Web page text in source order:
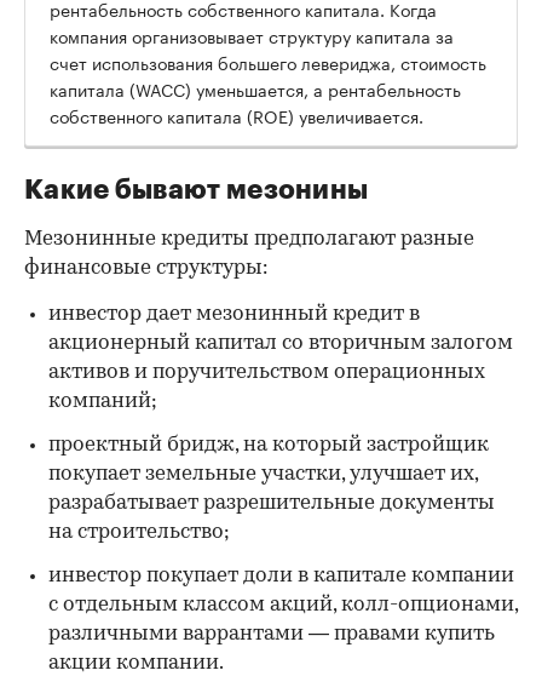
рентабельность собственного капитала. Когда
компания организовывает структуру капитала за
счет использования большего левериджа, стоимость
капитала (WACC) уменьшается, а рентабельность
собственного капитала (ROE) увеличивается.
Какие бывают мезонины
Мезонинные кредиты предполагают разные
финансовые структуры:
инвестор дает мезонинный кредит в
акционерный капитал со вторичным залогом
активов и поручительством операционных
компаний;
проектный бридж, на который застройщик
покупает земельные участки, улучшает их,
разрабатывает разрешительные документы
на строительство;
инвестор покупает доли в капитале компании
с отдельным классом акций, колл-опционами,
различными варрантами — правами купить
акции компании.